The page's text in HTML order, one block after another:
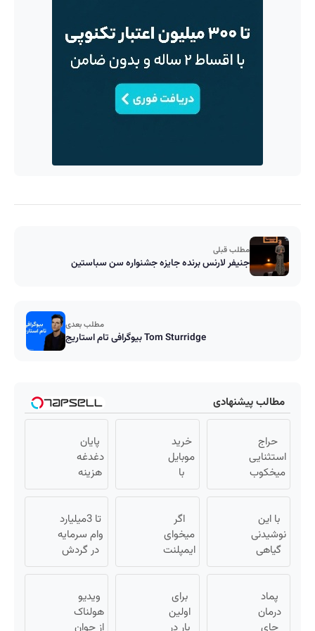
مطلب قبلی
جنیفر لارنس برنده جایزه جشنواره سن سباستین
مطلب بعدی
بیوگرافی تام استاریج Tom Sturridge
مطالب پیشنهادی
حراج
استثنایی
میخکوب
را از
ندهید
خرید
موبایل
با
اسنپ
در ۴
قسط
بدون
سود و
پایان
دغدغه
هزینه
های
پزشکی
با پک
سفید
کننده
با این
نوشیدنی
گیاهی
کبدت
پرقدرته55%تخفیف
اگر
میخوای
ایمپلنت
کنی
وقتشه
| فقط با
تا 3میلیارد
وام سرمایه
در گردش
فروشندگان
فروشگاهت
رو ثبت کن
پماد
درمان
برای
اولین
ویدیو
هولناک